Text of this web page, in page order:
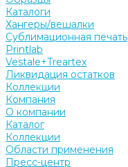
Каталоги
Хангеры/вешалки
Сублимационная печать
Printlab
Vestale+Treartex
Ликвидация остатков
Коллекции
Компания
О компании
Каталог
Коллекции
Области применения
Пресс-центр